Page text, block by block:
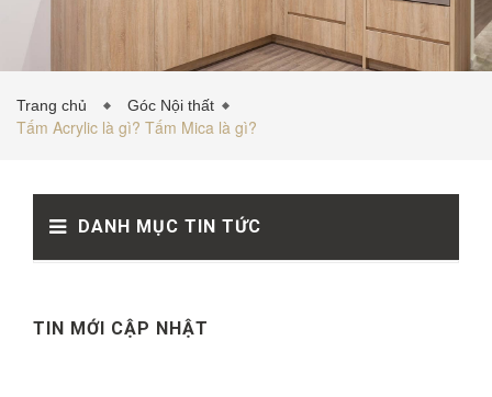
TỦ BẾP INOX
Trang chủ Góc Nội thất
Tấm Acrylic là gì? Tấm Mica là gì?
DANH MỤC TIN TỨC
TIN MỚI CẬP NHẬT